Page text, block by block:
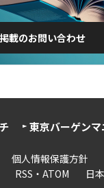
載のお問い合わせ
東京バーゲンマ
個人情報保護方針
RSS・ATOM 日